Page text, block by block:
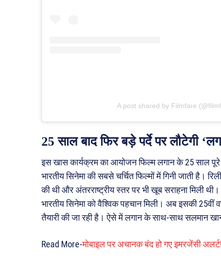
A post shared by Filmfare
25 साल बाद फिर बड़े पर्दे पर लौटेगी
इस खास कार्यक्रम का आयोजन फिल्म लगान के 25 साल
भारतीय सिनेमा की सबसे चर्चित फिल्मों में गिनी जाती
की थी और अंतरराष्ट्रीय स्तर पर भी खूब सराहना मिली
भारतीय सिनेमा को वैश्विक पहचान मिली। अब इसकी 25वीं
तैयारी की जा रही है। ऐसे में लगान के साथ-साथ सलमान
Read More-मोबाइल पर अचानक बंद हो गए इमरजेंसी